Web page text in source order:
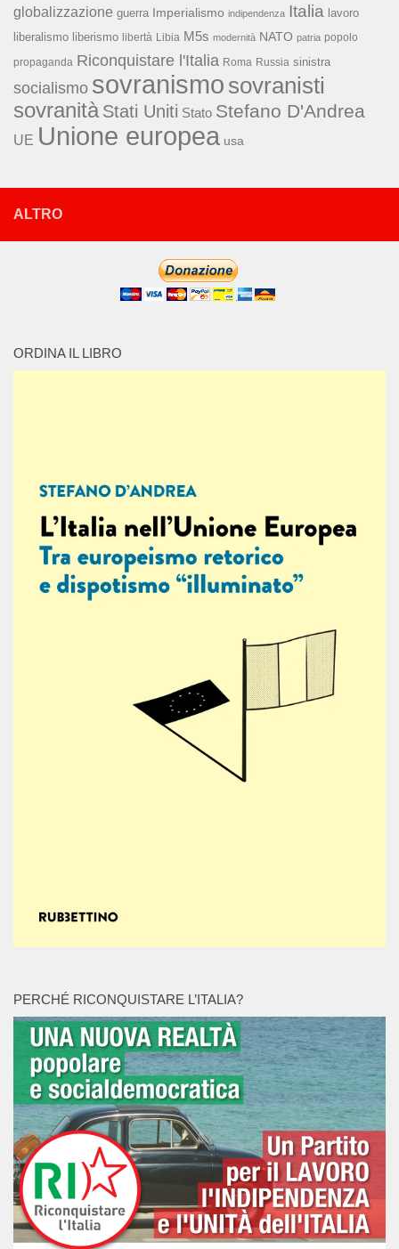
globalizzazione guerra Imperialismo indipendenza Italia lavoro
liberalismo liberismo libertà Libia M5s modernità NATO patria popolo
propaganda Riconquistare l'Italia Roma Russia sinistra
socialismo sovranismo sovranisti
sovranità Stati Uniti Stato Stefano D'Andrea
UE Unione europea usa
ALTRO
ORDINA IL LIBRO
PERCHÉ RICONQUISTARE L’ITALIA?